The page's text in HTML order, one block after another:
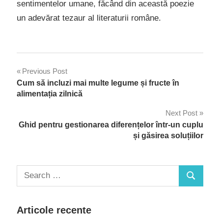
sentimentelor umane, făcând din această poezie
un adevărat tezaur al literaturii române.
Navigare
în
Previous Post
Cum să incluzi mai multe legume și fructe în
alimentația zilnică
Next Post
Ghid pentru gestionarea diferențelor într-un cuplu
și găsirea soluțiilor
Search
for:
Search
Articole recente